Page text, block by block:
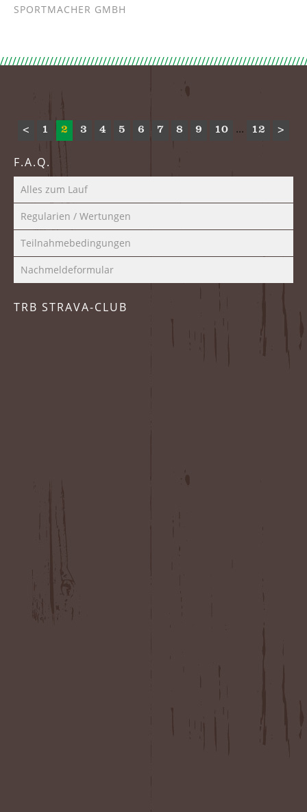
SPORTMACHER GMBH
< 1 2 3 4 5 6 7 8 9 10 ... 12 >
F.A.Q.
Alles zum Lauf
Regularien / Wertungen
Teilnahmebedingungen
Nachmeldeformular
TRB STRAVA-CLUB